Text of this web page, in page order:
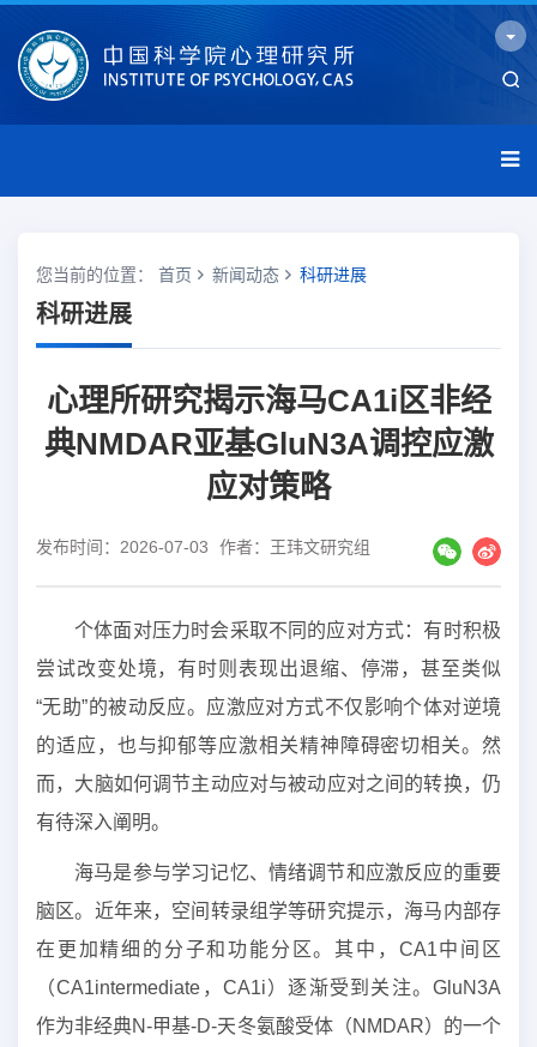
您当前的位置： 首页 新闻动态 科研进展
科研进展
心理所研究揭示海马CA1i区非经
典NMDAR亚基GluN3A调控应激
应对策略
发布时间：2026-07-03 作者：王玮文研究组
个体面对压力时会采取不同的应对方式：有时积极
尝试改变处境，有时则表现出退缩、停滞，甚至类似
“无助”的被动反应。应激应对方式不仅影响个体对逆境
的适应，也与抑郁等应激相关精神障碍密切相关。然
而，大脑如何调节主动应对与被动应对之间的转换，仍
有待深入阐明。
海马是参与学习记忆、情绪调节和应激反应的重要
脑区。近年来，空间转录组学等研究提示，海马内部存
在更加精细的分子和功能分区。其中，CA1中间区
（CA1intermediate，CA1i）逐渐受到关注。GluN3A
作为非经典N-甲基-D-天冬氨酸受体（NMDAR）的一个